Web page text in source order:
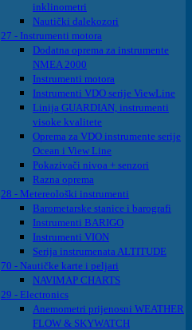
inklinometri
Nautički dalekozori
27 - Instrumenti motora
Dodatna oprema za instrumente
NMEA 2000
Instrumenti motora
Instrumenti VDO serije ViewLine
Linija GUARDIAN, instrumenti
visoke kvalitete
Oprema za VDO instrumente serije
Ocean i View Line
Pokazivači nivoa + senzori
Razna oprema
28 - Metereološki instrumenti
Barometarske stanice i barografi
Instrumenti BARIGO
Instrumenti VION
Serija instrumenata ALTITUDE
70 - Nautičke karte i peljari
NAVIMAP CHARTS
29 - Electronics
Anemometri prijenosni WEATHER
FLOW & SKYWATCH